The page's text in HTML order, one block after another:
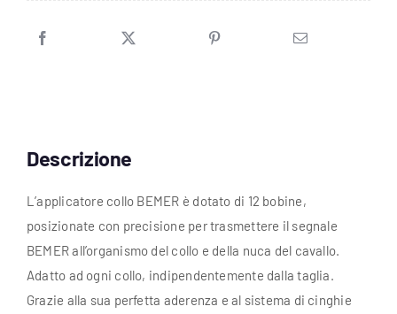
Descrizione
L’applicatore collo BEMER è dotato di 12 bobine,
posizionate con precisione per trasmettere il segnale
BEMER all’organismo del collo e della nuca del cavallo.
Adatto ad ogni collo, indipendentemente dalla taglia.
Grazie alla sua perfetta aderenza e al sistema di cinghie